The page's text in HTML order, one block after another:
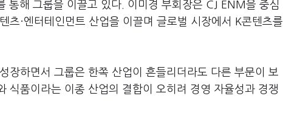
통해 그룹을 이끌고 있다. 이미경 부회장은 CJ ENM을 중심
츠·엔터테인먼트 산업을 이끌며 글로벌 시장에서 K콘텐츠를
장하면서 그룹은 한쪽 산업이 흔들리더라도 다른 부문이 보
식품이라는 이종 산업의 결합이 오히려 경영 자율성과 경쟁